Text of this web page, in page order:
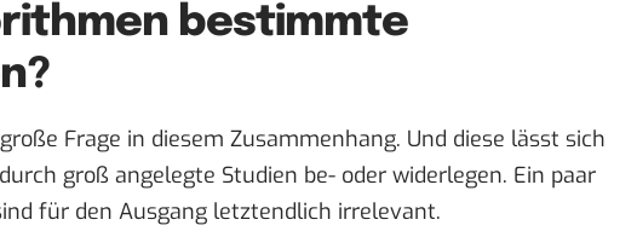
bestimmte
Frage in diesem Zusammenhang. Und diese lässt sich
groß angelegte Studien be- oder widerlegen. Ein paar
für den Ausgang letztendlich irrelevant.